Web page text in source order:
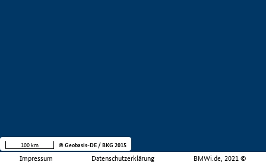
Impressum Datenschutzerklärung BMWi.de, 2021 ©
100 km © Geobasis-DE / BKG 2015